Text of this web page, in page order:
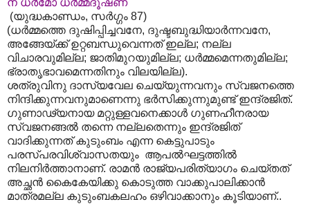
(യുദ്ധകാണ്ഡം, സർഗ്ഗം 87)
(ധർമ്മത്തെ ദുഷിപ്പിച്ചവനേ, ദുഷ്ടബുദ്ധിയാർന്നവനേ,
അങ്ങേയ്ക്ക് ഉറ്റബന്ധുവെന്നത് ഇല്ല; നല്ല
വിചാരവുമില്ല; ജാതിമുറയുമില്ല; ധർമ്മമെന്നതുമില്ല;
ഭ്രാതൃഭാവമെന്നതിനും വിലയില്ല).
ശത്രുവിനു ദാസ്യവേല ചെയ്യുന്നവനും സ്വജനത്തെ
നിന്ദിക്കുന്നവനുമാണെന്നു ഭർസിക്കുന്നുമുണ്ട് ഇന്ദ്രജിത്.
ഗുണാഢ്യനായ മറ്റുള്ളവനെക്കാൾ ഗുണഹീനരായ
സ്വജനങ്ങൽ തന്നെ നല്ലതെന്നും ഇന്ദ്രജിത്
വാദിക്കുന്നത് കുടുംബം എന്ന കെട്ടുപാടും
പരസ്പരവിശ്വാസതയും ആപൽഘട്ടത്തിൽ
നിലനിർത്താനാണ്. രാമൻ രാജ്യപരിത്യാഗം ചെയ്തത്
അച്ഛൻ കൈകേയിക്കു കൊടുത്ത വാക്കുപാലിക്കാൻ
മാത്രമല്ല കുടുംബകലഹം ഒഴിവാക്കാനും കൂടിയാണ്..